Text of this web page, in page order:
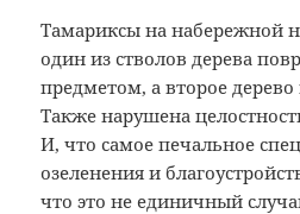
Тамариксы на набережной
один из стволов дерева
предметом, а второе
Также нарушена
И, что самое печальное
озеленения и
что это не единичный